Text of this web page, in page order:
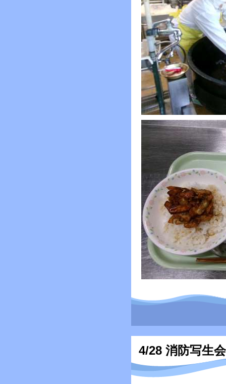
4/28 消防写生